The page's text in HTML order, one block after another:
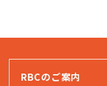
RBCのご案内